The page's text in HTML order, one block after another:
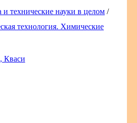
и технические науки в целом /
технология. Химические
Кваси